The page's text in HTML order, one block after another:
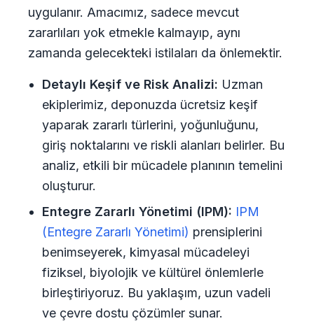
uygulanır. Amacımız, sadece mevcut
zararlıları yok etmekle kalmayıp, aynı
zamanda gelecekteki istilaları da önlemektir.
Detaylı Keşif ve Risk Analizi: Uzman
ekiplerimiz, deponuzda ücretsiz keşif
yaparak zararlı türlerini, yoğunluğunu,
giriş noktalarını ve riskli alanları belirler. Bu
analiz, etkili bir mücadele planının temelini
oluşturur.
Entegre Zararlı Yönetimi (IPM): IPM
(Entegre Zararlı Yönetimi) prensiplerini
benimseyerek, kimyasal mücadeleyi
fiziksel, biyolojik ve kültürel önlemlerle
birleştiriyoruz. Bu yaklaşım, uzun vadeli
ve çevre dostu çözümler sunar.